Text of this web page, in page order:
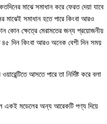
মাঝে সমাধান করে ফেরত দেয়া যাবে
মাঝেই সমাধান হতে পারে কিংবা আরও
কোন ক্ষেত্রে মেরামতের জন্য প্রয়োজনীয়
৪৫ দিন কিংবা আরও অনেক বেশী দিন সময়
আসতে পারে তা নির্দিষ্ট করে বলা
একই মডেলের অন্য আরেকটি পণ্য দিয়ে